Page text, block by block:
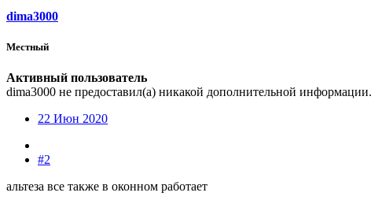
dima3000
Местный
Активный пользователь
dima3000 не предоставил(а) никакой дополнительной информации.
22 Июн 2020
#2
альтеза все также в оконном работает